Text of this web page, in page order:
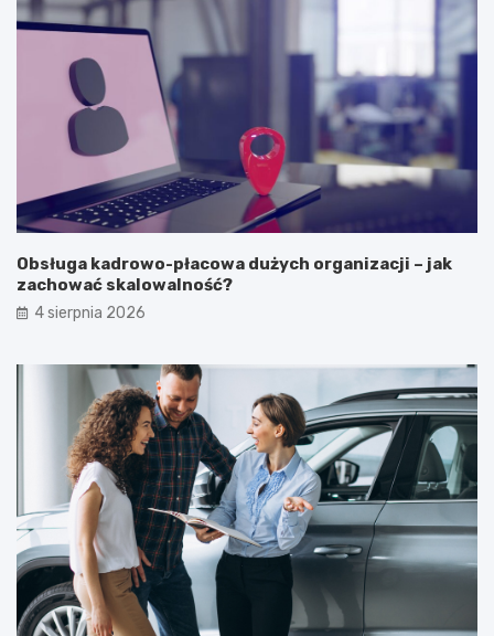
Obsługa kadrowo-płacowa dużych organizacji – jak
zachować skalowalność?
4 sierpnia 2026